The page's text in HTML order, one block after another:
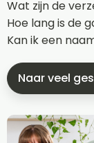
Wat zijn de
Hoe lang is de
Kan ik een
Naar veel